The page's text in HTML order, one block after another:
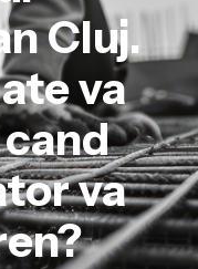
Cluj.
va
va